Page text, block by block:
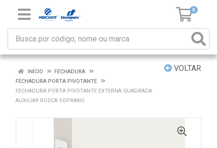
0
VOLTAR
INÍCIO
FECHADURA
FECHADURA PORTA PIVOTANTE
FECHADURA PORTA PIVOTANTE EXTERNA QUADRADA
AUXILIAR ROSCA SOPRANO